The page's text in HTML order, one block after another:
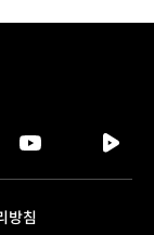
tv
방침